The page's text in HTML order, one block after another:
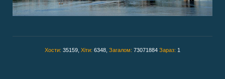
Хости: 35159, Хіти: 6348, Загалом: 73071884 Зараз: 1